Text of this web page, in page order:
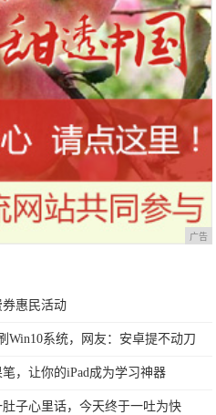
广告
券惠民活动
Win10系统，网友：安卓提不动刀
，让你的iPad成为学习神器
子心里话，今天终于一吐为快